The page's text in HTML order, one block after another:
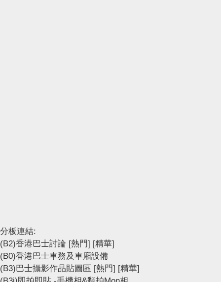
分板連結:
(B2)香港巴士討論 [熱門] [精華]
(B0)香港巴士車務及車廂設備
(B3)巴士攝影作品貼圖區 [熱門] [精華]